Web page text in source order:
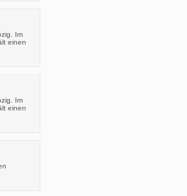
Im
einen
Im
einen